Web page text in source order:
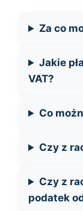
Za co
Jakie
VAT?
Co
Czy z
Czy z
podatek